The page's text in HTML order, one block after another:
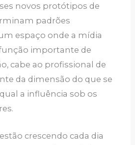
novos protótipos de
padrões
espaço onde a mídia
importante de
cabe ao profissional de
da dimensão do que se
a influência sob os
crescendo cada dia